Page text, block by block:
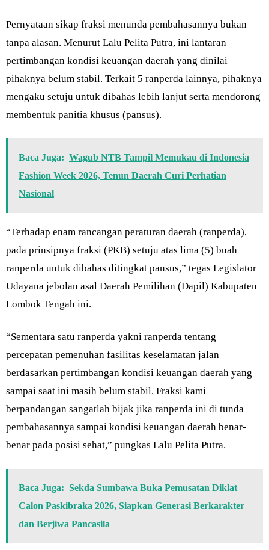
Pernyataan sikap fraksi menunda pembahasannya bukan
tanpa alasan. Menurut Lalu Pelita Putra, ini lantaran
pertimbangan kondisi keuangan daerah yang dinilai
pihaknya belum stabil. Terkait 5 ranperda lainnya, pihaknya
mengaku setuju untuk dibahas lebih lanjut serta mendorong
membentuk panitia khusus (pansus).
Baca Juga: Wagub NTB Tampil Memukau di Indonesia
Fashion Week 2026, Tenun Daerah Curi Perhatian
Nasional
“Terhadap enam rancangan peraturan daerah (ranperda),
pada prinsipnya fraksi (PKB) setuju atas lima (5) buah
ranperda untuk dibahas ditingkat pansus,” tegas Legislator
Udayana jebolan asal Daerah Pemilihan (Dapil) Kabupaten
Lombok Tengah ini.
“Sementara satu ranperda yakni ranperda tentang
percepatan pemenuhan fasilitas keselamatan jalan
berdasarkan pertimbangan kondisi keuangan daerah yang
sampai saat ini masih belum stabil. Fraksi kami
berpandangan sangatlah bijak jika ranperda ini di tunda
pembahasannya sampai kondisi keuangan daerah benar-
benar pada posisi sehat,” pungkas Lalu Pelita Putra.
Baca Juga: Sekda Sumbawa Buka Pemusatan Diklat
Calon Paskibraka 2026, Siapkan Generasi Berkarakter
dan Berjiwa Pancasila